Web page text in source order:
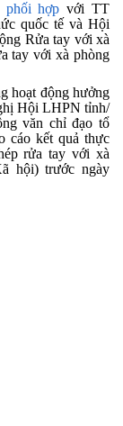
phối hợp với TT
quốc tế và Hội
Rửa tay với xà
tay với xà phòng
hoạt động hưởng
Hội LHPN tỉnh/
văn chỉ đạo tổ
cáo kết quả thực
rửa tay với xà
hội) trước ngày